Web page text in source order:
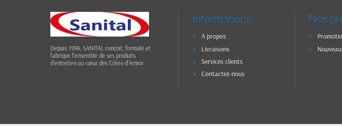
Depuis 1994, SANITAL conçoit, formule et
fabrique l’ensemble de ses produits
d’entretien au cœur des Côtes-d’Armor.
Informations
A propos
Livraisons
Services clients
Contactez-nous
Nos